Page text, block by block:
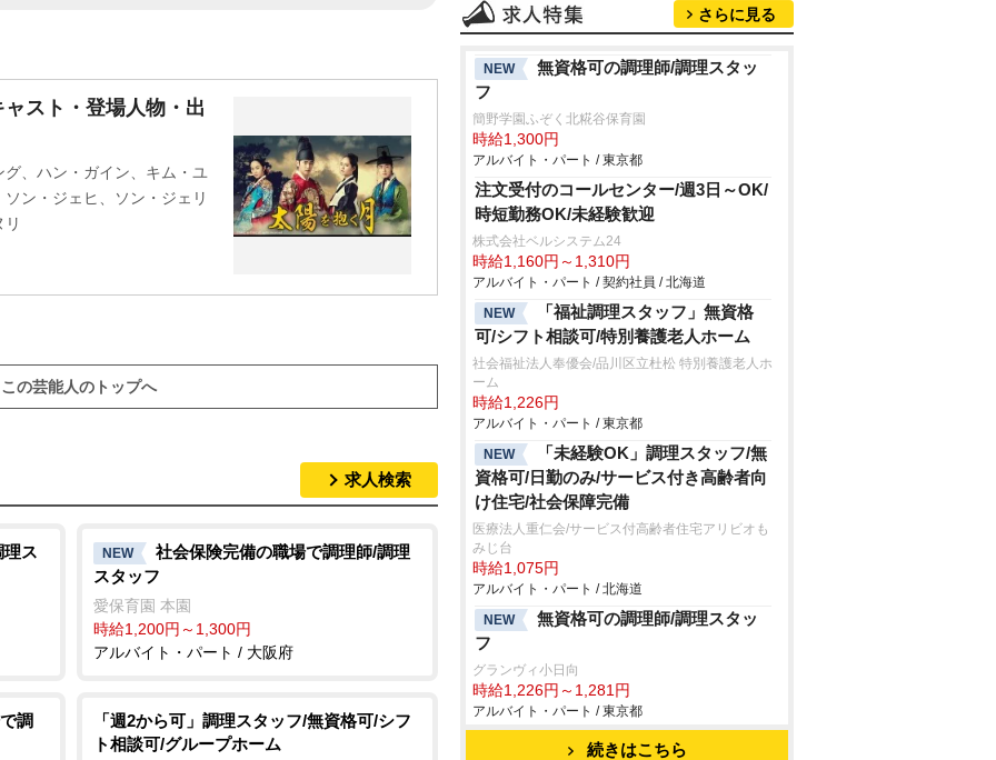
スト・登場人物・出
、ハン・ガイン、キム・ユ
ン・ジェヒ、ソン・ジェリ
この芸能人のトップへ
求人検索
理ス NEW
社会保険完備の職場で調理師/調理
スタッフ
愛保育園 本園
時給1,200円～1,300円
アルバイト・パート / 大阪府
調
「週2から可」調理スタッフ/無資格可/シフ
ト相談可/グループホーム
さらに見る
NEW
無資格可の調理師/調理スタッ
フ
簡野学園ふぞく北糀谷保育園
時給1,300円
アルバイト・パート / 東京都
注文受付のコールセンター/週3日～OK/
時短勤務OK/未経験歓迎
株式会社ベルシステム24
時給1,160円～1,310円
アルバイト・パート / 契約社員 / 北海道
NEW
「福祉調理スタッフ」無資格
可/シフト相談可/特別養護老人ホーム
社会福祉法人奉優会/品川区立杜松 特別養護老人ホ
ーム
時給1,226円
アルバイト・パート / 東京都
NEW
「未経験OK」調理スタッフ/無
資格可/日勤のみ/サービス付き高齢者向
け住宅/社会保障完備
医療法人重仁会/サービス付高齢者住宅アリビオも
みじ台
時給1,075円
アルバイト・パート / 北海道
NEW
無資格可の調理師/調理スタッ
フ
グランヴィ小日向
時給1,226円～1,281円
アルバイト・パート / 東京都
続きはこちら